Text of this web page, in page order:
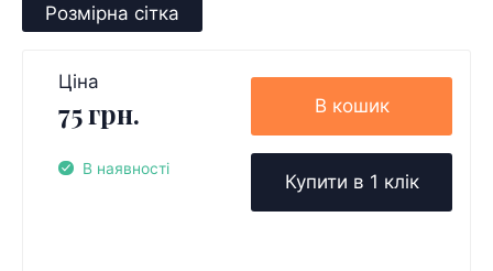
Розмірна сітка
Ціна
75 грн.
В наявності
В кошик
Купити в 1 клік